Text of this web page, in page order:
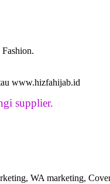
www.hizfahijab.id
supplier.
WA marketing,